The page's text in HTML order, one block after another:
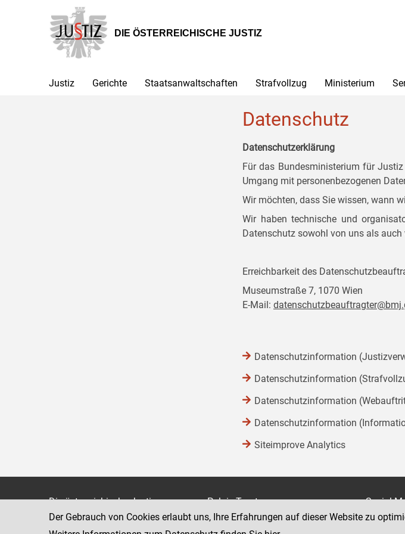
Hauptnavigation
[1]
Inhalt
[2]
Untermenü
[3]
DIE ÖSTERREICHISCHE JUSTIZ
Justiz Gerichte Staatsanwaltschaften Strafvollzug Ministerium
Datenschutz
Datenschutzerklärung
Für das Bundesministerium für
Umgang mit personenbezogenen
Wir möchten, dass Sie wissen, wann
Wir haben technische und
Datenschutz sowohl von uns als
Erreichbarkeit des
Museumstraße 7, 1070 Wien
E-Mail:
Datenschutzinformation
Datenschutzinformation
Datenschutzinformation
Datenschutzinformation
Siteimprove Analytics
Die österreichische Justiz
Bundesministerium für Justiz
Palais Trautson
Museumstraße 7
1070 Wien
Social
der
Der Gebrauch von Cookies erlaubt uns, Ihre Erfahrungen auf dieser Website zu